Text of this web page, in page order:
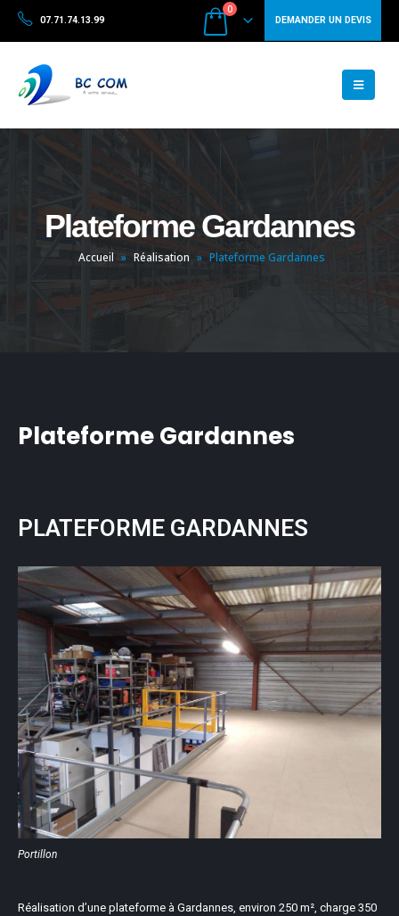
07.71.74.13.99
0
DEMANDER UN DEVIS
Plateforme Gardannes
Accueil » Réalisation » Plateforme Gardannes
Plateforme Gardannes
PLATEFORME GARDANNES
Portillon
Réalisation d’une plateforme à Gardannes, environ 250 m², charge 350